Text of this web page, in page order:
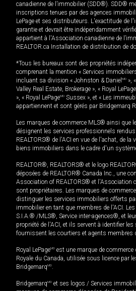
canadienne de l’immobilier (SDD®). SDD®
inscriptions tenues par des agences
LePage et ses distributeurs. L'exactitude de
garantie et devrait être indépendamment
appartient à l'Association canadienne de
REALTOR.ca Installation de distribution de
*Tous les bureaux sont des propriétés
comprenant la mention « Services
incluant sa division « Johnston & Daniel MD »,
Valley Real Estate, Brokerage », « Royal LePage
», « Royal LePageMD Sussex », et « Les
appartiennent et sont gérés par Bridgemarq
Les marques de commerce MLS® ainsi que
désignent les services professionnels
REALTORS® de l'ACI en vue de l'achat, de la
biens immobiliers dans le cadre d'un
REALTOR®, REALTORS® et le logo
déposées de REALTOR® Canada Inc., une
Association of REALTORS® et l'Association
sont propriétaires. Les marques de
distinguer les services immobiliers offerts
immobilier en tant que membres de l'ACI.
S.I.A.® /MLS®, Service inter-agences®, et
propriété de l'ACI, et ils servent à identifier
fournissent les courtiers et agents membres
Royal LePageMD est une marque de commerce
Royale du Canada, utilisée sous licence par
BridgemarqMD.
BridgemarqMD et ses logos / Services